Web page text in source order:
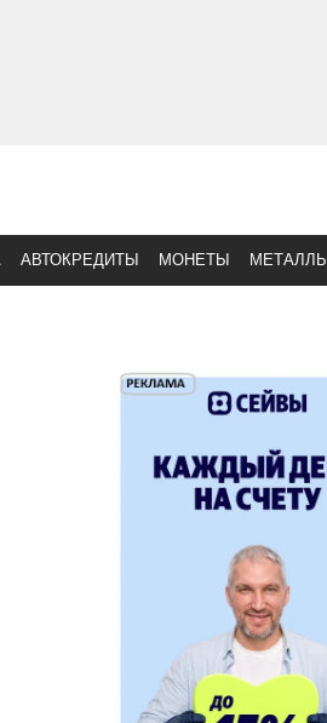
АВТОКРЕДИТЫ МОНЕТЫ МЕТАЛЛЫ